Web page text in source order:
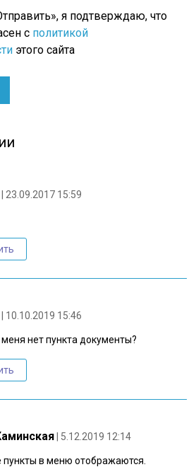
я подтверждаю, что
с политикой
этого сайта
| 23.09.2017 15:59
| 10.10.2019 15:46
нет пункта документы?
| 5.12.2019 12:14
пункты в меню отображаются.